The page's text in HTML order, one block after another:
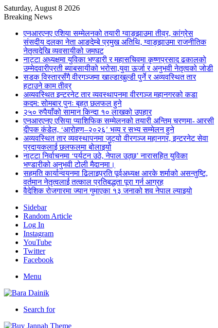
Saturday, August 8 2026
Breaking News
एनआरएनए एशिया सम्मेलनको तयारी ग्वाङ्झाउमा तीव्र, कांग्रेस
संसदीय दलका नेता आङदेम्बे प्रमुख अतिथि, ग्वाङ्झाउमा राजनीतिक
नेतृत्वदेखि व्यवसायीको जमघट
नाट्टा अध्यक्षमा युविका भण्डारी र महासचिवमा कृष्णप्रसाद ढकालको
उम्मेदवारीप्रती ब्याबसायीको भरोसा,युवा ऊर्जा र अनुभवी नेतृत्वको जोडी
सडक विस्तारसँगै वीरगञ्जमा खाल्डाखुल्डी पुर्ने र अव्यवस्थित तार
हटाउने काम तीव्र
अव्यवस्थित इन्टरनेट तार व्यवस्थापनमा वीरगञ्ज महानगरको कडा
कदम: सोमबार पुनः बृहत् छलफल हुने
२५० रुपैयाँको सामान किन्दा १० लाखको उपहार
एनआरएनए एसिया प्याशिफिक सम्मेलनको तयारी अन्तिम चरणमा- आरसी
दीपक कंडेल, ‘आरोहण–२०२६’ भव्य र सभ्य सम्मेलन हुने
अव्यवस्थित तार व्यवस्थापनमा जुट्यो वीरगञ्ज महानगर, इन्टरनेट सेवा
प्रदायकलाई छलफलमा बोलाइयो
नाट्टा निर्वाचनमा ‘पर्यटन उठे, नेपाल उठ्छ’ नारासहित युविका
भण्डारीको अनुभवी टोली मैदानमा।
सहमति कार्यान्वयनमा ढिलाइप्रति पूर्वअध्यक्ष आरके शर्माको असन्तुष्टि,
वर्तमान नेतृत्वलाई तत्काल प्रतिबद्धता पूरा गर्न आग्रह
वैदेशिक रोजगारमा ज्यान गुमाएका १३ जनाको शव नेपाल ल्याइयो
Sidebar
Random Article
Log In
Instagram
YouTube
Twitter
Facebook
Menu
Search for